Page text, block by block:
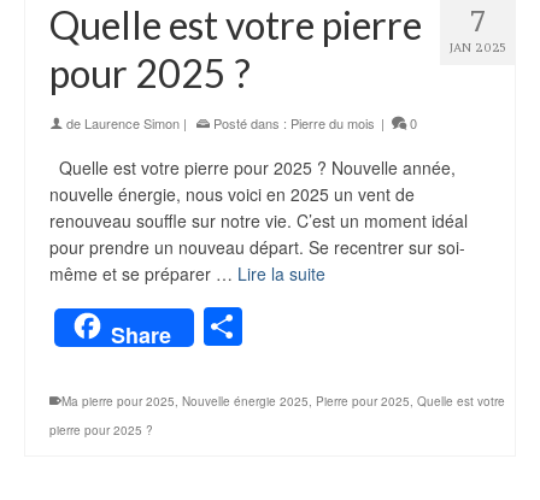
7
JAN 2025
Quelle est votre pierre
pour 2025 ?
de Laurence Simon | Posté dans : Pierre du mois | 0
Quelle est votre pierre pour 2025 ? Nouvelle année,
nouvelle énergie, nous voici en 2025 un vent de
renouveau souffle sur notre vie. C’est un moment idéal
pour prendre un nouveau départ. Se recentrer sur soi-
même et se préparer … Lire la suite
Share
Ma pierre pour 2025, Nouvelle énergie 2025, Pierre pour 2025, Quelle est votre
pierre pour 2025 ?